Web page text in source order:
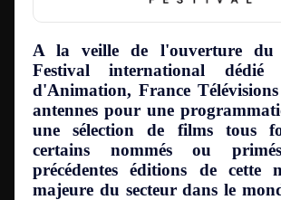
A la veille de l'ouverture du
Festival international dédié
d'Animation, France Télévisions
antennes pour une
une sélection de films tous
certains nommés ou
précédentes éditions de cette
majeure du secteur dans le